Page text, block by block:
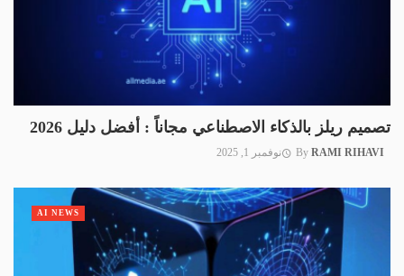
تصميم ريلز بالذكاء الاصطناعي مجاناً : أفضل دليل 2026
By RAMI RIHAVI نوفمبر 1, 2025
AI NEWS